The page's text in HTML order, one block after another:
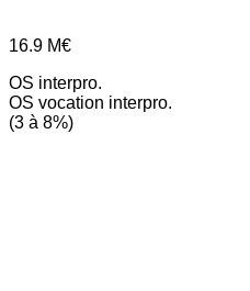
16.9 M€
OS interpro.
OS vocation interpro.
(3 à 8%)